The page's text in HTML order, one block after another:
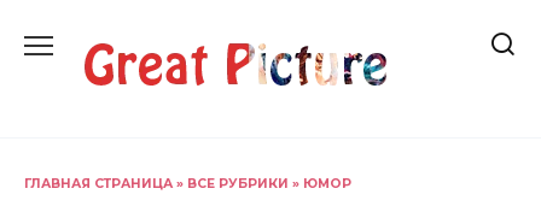
содержанию
ГЛАВНАЯ СТРАНИЦА » ВСЕ РУБРИКИ » ЮМОР